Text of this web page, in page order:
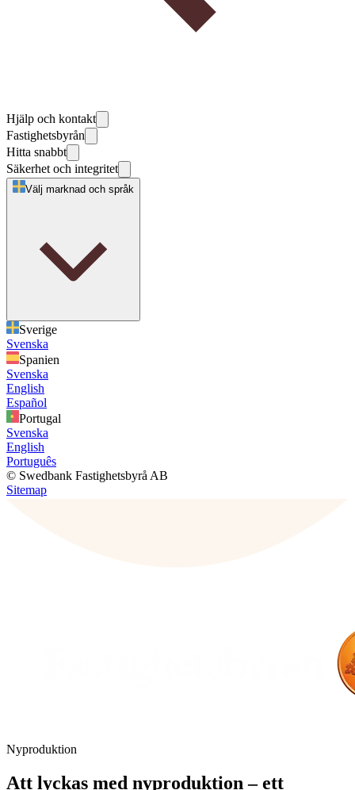
Hjälp och kontakt
Fastighetsbyrån
Hitta snabbt
Säkerhet och integritet
Välj marknad och språk
Sverige
Svenska
Spanien
Svenska
English
Español
Portugal
Svenska
English
Português
© Swedbank Fastighetsbyrå AB
Sitemap
Nyproduktion
Att lyckas med nyproduktion – ett